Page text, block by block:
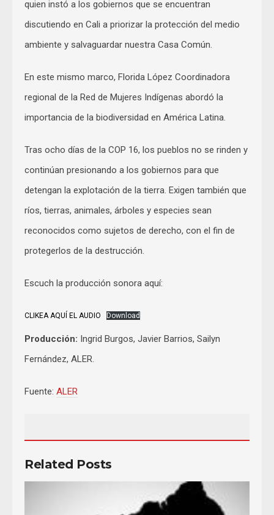
quien instó a los gobiernos que se encuentran
discutiendo en Cali a priorizar la protección del medio
ambiente y salvaguardar nuestra Casa Común.
En este mismo marco, Florida López Coordinadora
regional de la Red de Mujeres Indígenas abordó la
importancia de la biodiversidad en América Latina.
Tras ocho días de la COP 16, los pueblos no se rinden y
continúan presionando a los gobiernos para que
detengan la explotación de la tierra. Exigen también que
ríos, tierras, animales, árboles y especies sean
reconocidos como sujetos de derecho, con el fin de
protegerlos de la destrucción.
Escuch la producción sonora aquí:
CLIKEA AQUÍ EL AUDIO Download
Producción: Ingrid Burgos, Javier Barrios, Sailyn
Fernández, ALER.
Fuente: ALER
Related Posts